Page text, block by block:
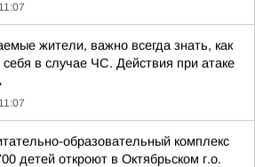
11:07
жители, важно всегда знать, как
себя в случае ЧС. Действия при атаке
11:07
образовательный комплекс
детей откроют в Октябрьском г.о.